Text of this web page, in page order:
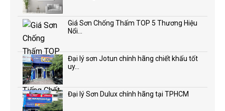
Giá Sơn Chống Thấm TOP 5 Thương Hiệu
Nổi...
Đại lý sơn Jotun chính hãng chiết khấu tốt
uy...
Đại lý Sơn Dulux chính hãng tại TPHCM